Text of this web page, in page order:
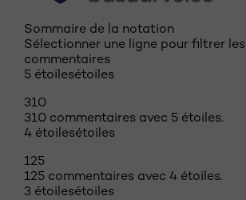
Sommaire de la notation
Sélectionner une ligne pour filtrer les
commentaires
5 étoilesétoiles
310
310 commentaires avec 5 étoiles.
4 étoilesétoiles
125
125 commentaires avec 4 étoiles.
3 étoilesétoiles